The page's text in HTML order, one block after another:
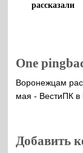
рассказали
One
Воронежцам
мая - ВестиПК в
Добавить